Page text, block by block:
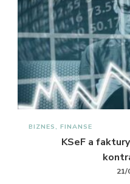
BIZNES, FINANSE
KSeF a
21/